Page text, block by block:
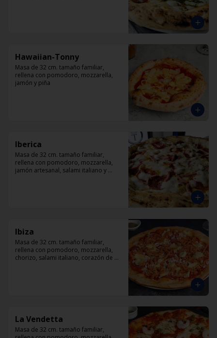
Hawaiian-Tonny
Masa de 32 cm. tamaño familiar,
rellena con pomodoro, mozzarella,
jamón y piña
Iberica
Masa de 32 cm. tamaño familiar,
rellena con pomodoro, mozzarella,
jamón artesanal, salami italiano y
Ibiza
Masa de 32 cm. tamaño familiar,
rellena con pomodoro, mozzarella,
chorizo, salami italiano, corazón de
La Vendetta
Masa de 32 cm. tamaño familiar,